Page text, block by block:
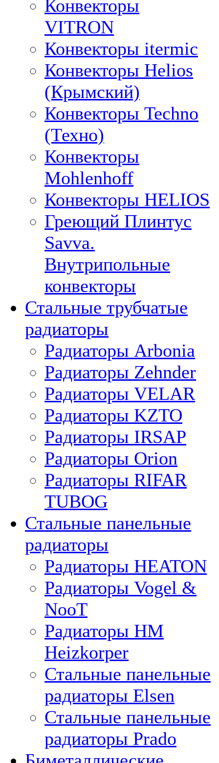
Конвекторы
VITRON
Конвекторы itermic
Конвекторы Helios
(Крымский)
Конвекторы Techno
(Техно)
Конвекторы
Mohlenhoff
Конвекторы HELIOS
Греющий Плинтус
Savva.
Внутрипольные
конвекторы
Стальные трубчатые
радиаторы
Радиаторы Arbonia
Радиаторы Zehnder
Радиаторы VELAR
Радиаторы KZTO
Радиаторы IRSAP
Радиаторы Orion
Радиаторы RIFAR
TUBOG
Стальные панельные
радиаторы
Радиаторы HEATON
Радиаторы Vogel &
NooT
Радиаторы HM
Heizkorper
Стальные панельные
радиаторы Elsen
Стальные панельные
радиаторы Prado